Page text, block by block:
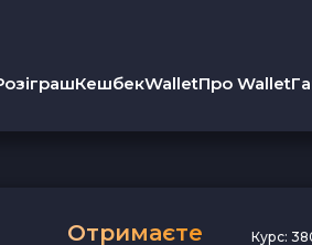
КешбекWalletПро Wallet
Отримаєте Курс: